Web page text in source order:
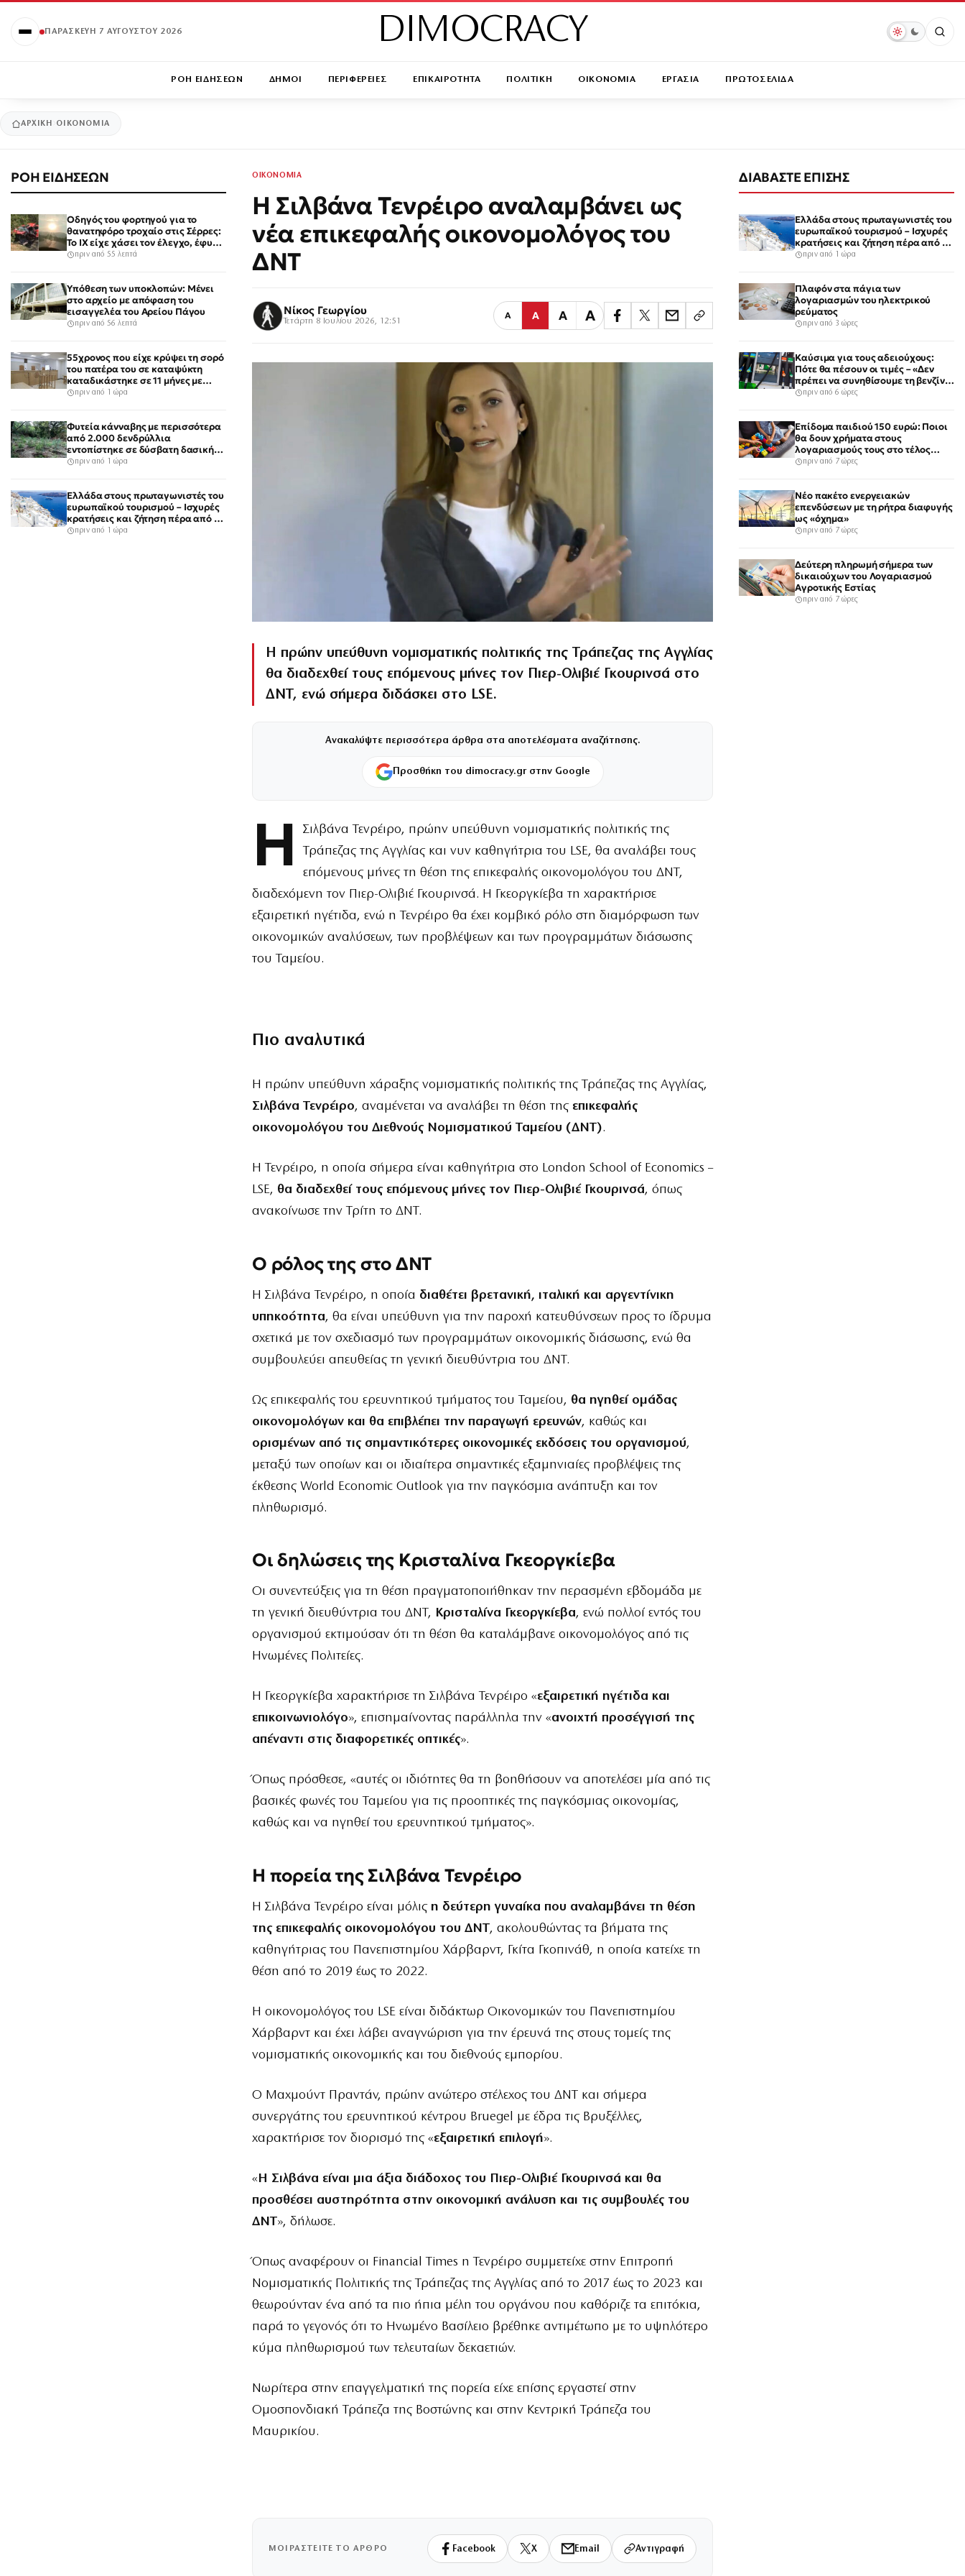
ΠΑΡΑΣΚΕΥΉ 7 ΑΥΓΟΎΣΤΟΥ 2026 DIMOCRACY
ΡΟΗ ΕΙΔΗΣΕΩΝ ΔΗΜΟΙ ΠΕΡΙΦΕΡΕΙΕΣ ΕΠΙΚΑΙΡΟΤΗΤΑ ΠΟΛΙΤΙΚΗ ΟΙΚΟΝΟΜΙΑ ΕΡΓΑΣΙΑ ΠΡΩΤΟΣΕΛΙΔΑ
ΑΡΧΙΚΉ ΟΙΚΟΝΟΜΙΑ
ΡΟΗ ΕΙΔΗΣΕΩΝ
Οδηγός του φορτηγού για το
θανατηφόρο τροχαίο στις Σέρρες:
Το ΙΧ είχε χάσει τον έλεγχο, έφυγε
στο αντίθετο ρεύμα
πριν από 55 λεπτά
Υπόθεση των υποκλοπών: Μένει
στο αρχείο με απόφαση του
εισαγγελέα του Αρείου Πάγου
πριν από 56 λεπτά
55χρονος που είχε κρύψει τη σορό
του πατέρα του σε καταψύκτη
καταδικάστηκε σε 11 μήνες με
αναστολή
πριν από 1 ώρα
Φυτεία κάνναβης με περισσότερα
από 2.000 δενδρύλλια
εντοπίστηκε σε δύσβατη δασική
περιοχή στη Φθιώτιδα
πριν από 1 ώρα
Ελλάδα στους πρωταγωνιστές του
ευρωπαϊκού τουρισμού – Ισχυρές
κρατήσεις και ζήτηση πέρα από το
καλοκαίρι
πριν από 1 ώρα
ΟΙΚΟΝΟΜΙΑ
Η Σιλβάνα Τενρέιρο αναλαμβάνει ως
νέα επικεφαλής οικονομολόγος του
ΔΝΤ
Νίκος Γεωργίου
Τετάρτη 8 Ιουλίου 2026, 12:51
Α Α Α Α
Η πρώην υπεύθυνη νομισματικής πολιτικής της Τράπεζας της Αγγλίας
θα διαδεχθεί τους επόμενους μήνες τον Πιερ-Ολιβιέ Γκουρινσά στο
ΔΝΤ, ενώ σήμερα διδάσκει στο LSE.
Ανακαλύψτε περισσότερα άρθρα στα αποτελέσματα αναζήτησης.
Προσθήκη του dimocracy.gr στην Google
Η
Σιλβάνα Τενρέιρο, πρώην υπεύθυνη νομισματικής πολιτικής της
Τράπεζας της Αγγλίας και νυν καθηγήτρια του LSE, θα αναλάβει τους
επόμενους μήνες τη θέση της επικεφαλής οικονομολόγου του ΔΝΤ,
διαδεχόμενη τον Πιερ-Ολιβιέ Γκουρινσά. Η Γκεοργκίεβα τη χαρακτήρισε
εξαιρετική ηγέτιδα, ενώ η Τενρέιρο θα έχει κομβικό ρόλο στη διαμόρφωση των
οικονομικών αναλύσεων, των προβλέψεων και των προγραμμάτων διάσωσης
του Ταμείου.
Πιο αναλυτικά
Η πρώην υπεύθυνη χάραξης νομισματικής πολιτικής της Τράπεζας της Αγγλίας,
Σιλβάνα Τενρέιρο, αναμένεται να αναλάβει τη θέση της επικεφαλής
οικονομολόγου του Διεθνούς Νομισματικού Ταμείου (ΔΝΤ).
Η Τενρέιρο, η οποία σήμερα είναι καθηγήτρια στο London School of Economics –
LSE, θα διαδεχθεί τους επόμενους μήνες τον Πιερ-Ολιβιέ Γκουρινσά, όπως
ανακοίνωσε την Τρίτη το ΔΝΤ.
Ο ρόλος της στο ΔΝΤ
Η Σιλβάνα Τενρέιρο, η οποία διαθέτει βρετανική, ιταλική και αργεντίνικη
υπηκοότητα, θα είναι υπεύθυνη για την παροχή κατευθύνσεων προς το ίδρυμα
σχετικά με τον σχεδιασμό των προγραμμάτων οικονομικής διάσωσης, ενώ θα
συμβουλεύει απευθείας τη γενική διευθύντρια του ΔΝΤ.
Ως επικεφαλής του ερευνητικού τμήματος του Ταμείου, θα ηγηθεί ομάδας
οικονομολόγων και θα επιβλέπει την παραγωγή ερευνών, καθώς και
ορισμένων από τις σημαντικότερες οικονομικές εκδόσεις του οργανισμού,
μεταξύ των οποίων και οι ιδιαίτερα σημαντικές εξαμηνιαίες προβλέψεις της
έκθεσης World Economic Outlook για την παγκόσμια ανάπτυξη και τον
πληθωρισμό.
Οι δηλώσεις της Κρισταλίνα Γκεοργκίεβα
Οι συνεντεύξεις για τη θέση πραγματοποιήθηκαν την περασμένη εβδομάδα με
τη γενική διευθύντρια του ΔΝΤ, Κρισταλίνα Γκεοργκίεβα, ενώ πολλοί εντός του
οργανισμού εκτιμούσαν ότι τη θέση θα καταλάμβανε οικονομολόγος από τις
Ηνωμένες Πολιτείες.
Η Γκεοργκίεβα χαρακτήρισε τη Σιλβάνα Τενρέιρο «εξαιρετική ηγέτιδα και
επικοινωνιολόγο», επισημαίνοντας παράλληλα την «ανοιχτή προσέγγισή της
απέναντι στις διαφορετικές οπτικές».
Όπως πρόσθεσε, «αυτές οι ιδιότητες θα τη βοηθήσουν να αποτελέσει μία από τις
βασικές φωνές του Ταμείου για τις προοπτικές της παγκόσμιας οικονομίας,
καθώς και να ηγηθεί του ερευνητικού τμήματος».
Η πορεία της Σιλβάνα Τενρέιρο
Η Σιλβάνα Τενρέιρο είναι μόλις η δεύτερη γυναίκα που αναλαμβάνει τη θέση
της επικεφαλής οικονομολόγου του ΔΝΤ, ακολουθώντας τα βήματα της
καθηγήτριας του Πανεπιστημίου Χάρβαρντ, Γκίτα Γκοπινάθ, η οποία κατείχε τη
θέση από το 2019 έως το 2022.
Η οικονομολόγος του LSE είναι διδάκτωρ Οικονομικών του Πανεπιστημίου
Χάρβαρντ και έχει λάβει αναγνώριση για την έρευνά της στους τομείς της
νομισματικής οικονομικής και του διεθνούς εμπορίου.
Ο Μαχμούντ Πραντάν, πρώην ανώτερο στέλεχος του ΔΝΤ και σήμερα
συνεργάτης του ερευνητικού κέντρου Bruegel με έδρα τις Βρυξέλλες,
χαρακτήρισε τον διορισμό της «εξαιρετική επιλογή».
«Η Σιλβάνα είναι μια άξια διάδοχος του Πιερ-Ολιβιέ Γκουρινσά και θα
προσθέσει αυστηρότητα στην οικονομική ανάλυση και τις συμβουλές του
ΔΝΤ», δήλωσε.
Όπως αναφέρουν οι Financial Times η Τενρέιρο συμμετείχε στην Επιτροπή
Νομισματικής Πολιτικής της Τράπεζας της Αγγλίας από το 2017 έως το 2023 και
θεωρούνταν ένα από τα πιο ήπια μέλη του οργάνου που καθόριζε τα επιτόκια,
παρά το γεγονός ότι το Ηνωμένο Βασίλειο βρέθηκε αντιμέτωπο με το υψηλότερο
κύμα πληθωρισμού των τελευταίων δεκαετιών.
Νωρίτερα στην επαγγελματική της πορεία είχε επίσης εργαστεί στην
Ομοσπονδιακή Τράπεζα της Βοστώνης και στην Κεντρική Τράπεζα του
Μαυρικίου.
ΜΟΙΡΑΣΤΕΙΤΕ ΤΟ ΑΡΘΡΟ Facebook X Email Αντιγραφή
ΔΙΑΒΑΣΤΕ ΕΠΙΣΗΣ
Ελλάδα στους πρωταγωνιστές του
ευρωπαϊκού τουρισμού – Ισχυρές
κρατήσεις και ζήτηση πέρα από το
καλοκαίρι
πριν από 1 ώρα
Πλαφόν στα πάγια των
λογαριασμών του ηλεκτρικού
ρεύματος
πριν από 3 ώρες
Καύσιμα για τους αδειούχους:
Πότε θα πέσουν οι τιμές – «Δεν
πρέπει να συνηθίσουμε τη βενζίνη
στα 2 ευρώ»
πριν από 6 ώρες
Επίδομα παιδιού 150 ευρώ: Ποιοι
θα δουν χρήματα στους
λογαριασμούς τους στο τέλος
Αυγούστου
πριν από 7 ώρες
Νέο πακέτο ενεργειακών
επενδύσεων με τη ρήτρα διαφυγής
ως «όχημα»
πριν από 7 ώρες
Δεύτερη πληρωμή σήμερα των
δικαιούχων του Λογαριασμού
Αγροτικής Εστίας
πριν από 7 ώρες